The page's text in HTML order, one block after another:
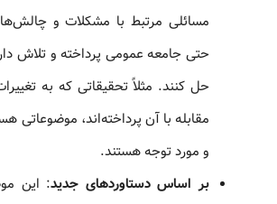
مسائلی مرتبط با مشکلات و
حتی جامعه عمومی پرداخته و تلاش
حل کنند. مثلاً تحقیقاتی که به
مقابله با آن پرداخته‌اند، موضوعاتی
و مورد توجه هستند.
بر اساس دستاوردهای جدید: این